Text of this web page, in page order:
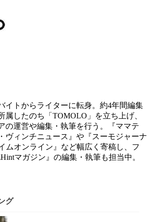
イトからライターに転身。約4年間編集
属したのち「TOMOLO」を立ち上げ、
の運営や編集・執筆を行う。『ママテ
ヴィンチニュース』や『スーモジャーナ
ムオンライン』など幅広く寄稿し、フ
マガジン』の編集・執筆も担当中。
グ